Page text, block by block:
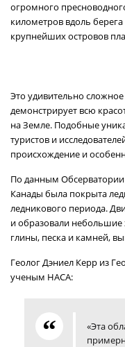
огромного
километров вдоль
крупнейших островов
Это удивительно
демонстрирует всю
на Земле. Подобные
туристов и
происхождение и
По данным
Канады была покрыта
ледникового периода.
и образовали
глины, песка и камней,
Геолог Дэниел Керр из
ученым НАСА:
«Эта